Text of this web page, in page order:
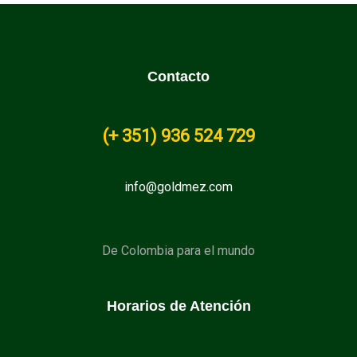
Contacto
(+ 351 ) 936 524 729
info@goldmez.com
De Colombia para el mundo
Horarios de Atención